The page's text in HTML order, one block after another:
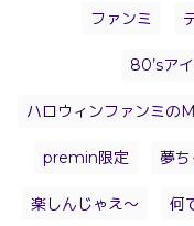
ファンミ
80’sア
ハロウィンファンミの
premin限定 夢ち
楽しんじゃえ〜 何